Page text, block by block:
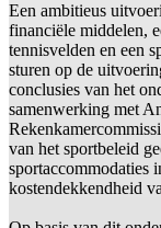
Een ambitieus
financiële middelen,
tennisvelden en een
sturen op de
conclusies van het
samenwerking met
van het sportbeleid
sportaccommodaties
kostendekkendheid